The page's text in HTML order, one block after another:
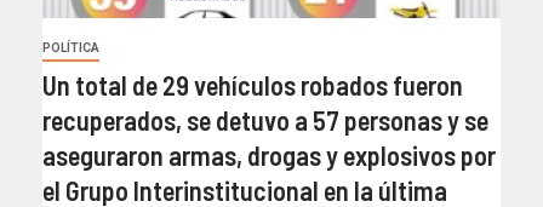
POLÍTICA
Un total de 29 vehículos robados fueron
recuperados, se detuvo a 57 personas y se
aseguraron armas, drogas y explosivos por
el Grupo Interinstitucional en la última